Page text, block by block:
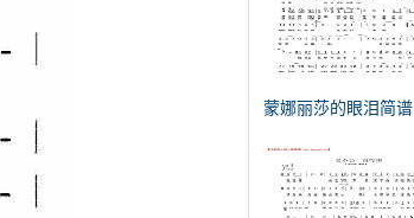
蒙娜丽莎的眼泪简谱